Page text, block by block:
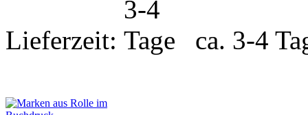
Lieferzeit: ca. 3-4